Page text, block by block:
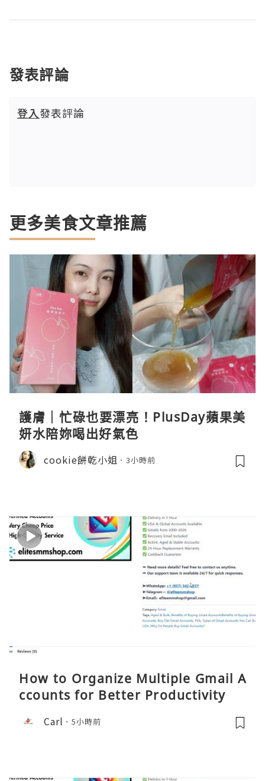
發表評論
登入發表評論
更多美食文章推薦
護膚｜忙碌也要漂亮！PlusDay蘋果美
妍水陪妳喝出好氣色
cookie餅乾小姐 3小時前
How to Organize Multiple Gmail A
ccounts for Better Productivity
Carl 5小時前